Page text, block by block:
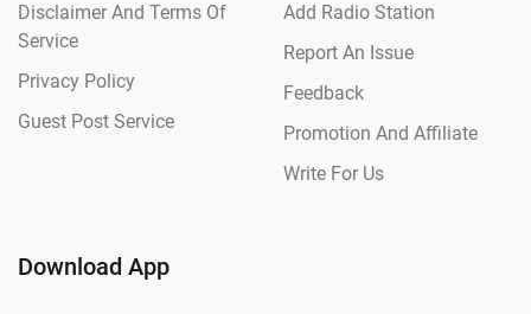
Disclaimer And Terms Of
Service
Privacy Policy
Guest Post Service
Add Radio Station
Report An Issue
Feedback
Promotion And Affiliate
Write For Us
Download App